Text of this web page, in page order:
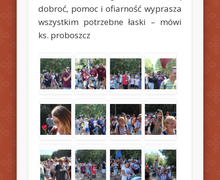
dobroć, pomoc i ofiarność wyprasza
wszystkim potrzebne łaski – mówi
ks. proboszcz